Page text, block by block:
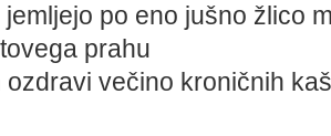
po eno jušno žlico
prahu
ozdravi večino kroničnih